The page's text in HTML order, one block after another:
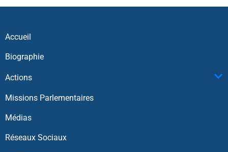
Accueil
Biographie
Actions
Missions Parlementaires
Médias
Réseaux Sociaux